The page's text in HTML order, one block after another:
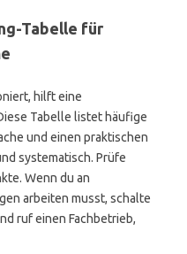
Tabelle für
hilft eine
Tabelle listet häufige
und einen praktischen
systematisch. Prüfe
Wenn du an
arbeiten musst, schalte
ruf einen Fachbetrieb,